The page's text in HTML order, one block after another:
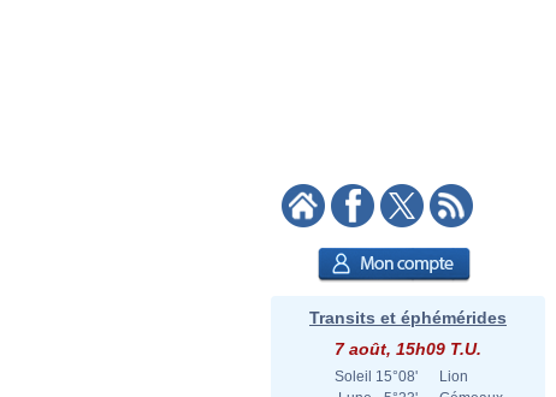
Transits et éphémérides
7 août, 15h09 T.U.
Soleil 15°08'
Lion